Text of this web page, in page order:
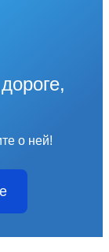
о ней!